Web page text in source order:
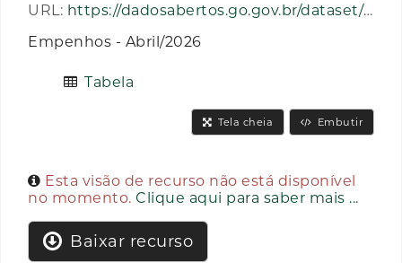
URL: https://dadosabertos.go.gov.br/dataset/20d96b5d-8a0c-417b-ad6a-04e7f15760c7/resource/3048c428-83cc-45f9-af01-4d0ecb44d078/download/empenhos_202604.csv
Empenhos - Abril/2026
Tabela
Tela cheia Embutir
Esta visão de recurso não está disponível
no momento. Clique aqui para saber mais ...
Baixar recurso